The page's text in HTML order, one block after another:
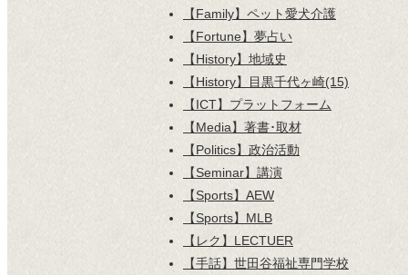
【Family】ペット愛犬介護
【Fortune】夢占い
【History】地域史
【History】目黒千代ヶ崎(15)
【ICT】プラットフォーム
【Media】著書･取材
【Politics】政治活動
【Seminar】講演
【Sports】AEW
【Sports】MLB
【レク】LECTUER
【手話】世田谷福祉専門学校